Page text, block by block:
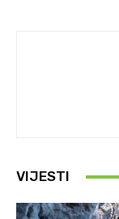
VIJESTI